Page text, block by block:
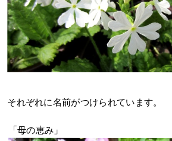
それぞれに名前がつけられています。
「母の恵み」